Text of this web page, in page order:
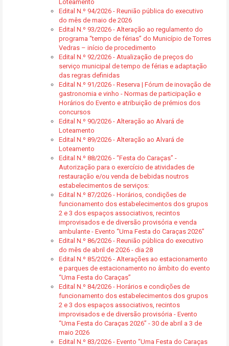
Loteamento
Edital N.º 94/2026 - Reunião pública do executivo
do mês de maio de 2026
Edital N.º 93/2026 - Alteração ao regulamento do
programa “tempo de férias” do Município de Torres
Vedras – início de procedimento
Edital N.º 92/2026 - Atualização de preços do
serviço municipal de tempo de férias e adaptação
das regras definidas
Edital N.º 91/2026 - Reserva | Fórum de inovação de
gastronomia e vinho - Normas de participação e
Horários do Evento e atribuição de prémios dos
concursos
Edital N.º 90/2026 - Alteração ao Alvará de
Loteamento
Edital N.º 89/2026 - Alteração ao Alvará de
Loteamento
Edital N.º 88/2026 - “Festa do Caraças” -
Autorização para o exercício de atividades de
restauração e/ou venda de bebidas noutros
estabelecimentos de serviços:
Edital N.º 87/2026 - Horários, condições de
funcionamento dos estabelecimentos dos grupos
2 e 3 dos espaços associativos, recintos
improvisados e de diversão provisória e venda
ambulante - Evento “Uma Festa do Caraças 2026”
Edital N.º 86/2026 - Reunião pública do executivo
do mês de abril de 2026 - dia 28
Edital N.º 85/2026 - Alterações ao estacionamento
e parques de estacionamento no âmbito do evento
“Uma Festa do Caraças”
Edital N.º 84/2026 - Horários e condições de
funcionamento dos estabelecimentos dos grupos
2 e 3 dos espaços associativos, recintos
improvisados e de diversão provisória - Evento
“Uma Festa do Caraças 2026” - 30 de abril a 3 de
maio 2026
Edital N.º 83/2026 - Evento “Uma Festa do Caraças